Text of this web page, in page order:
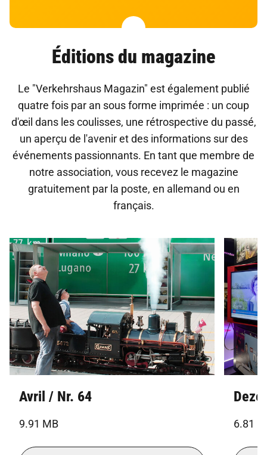
Éditions du magazine
Le "Verkehrshaus Magazin" est également publié
quatre fois par an sous forme imprimée : un coup
d'œil dans les coulisses, une rétrospective du passé,
un aperçu de l'avenir et des informations sur des
événements passionnants. En tant que membre de
notre association, vous recevez le magazine
gratuitement par la poste, en allemand ou en
français.
Avril / Nr. 64
9.91 MB 6.81